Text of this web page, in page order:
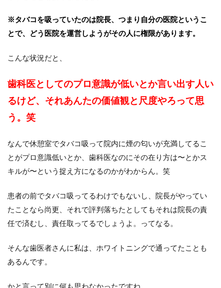
※タバコを吸っていたのは院長、つまり自分の医院というこ
とで、どう医院を運営しようがその人に権限があります。
こんな状況だと、
歯科医としてのプロ意識が低いとか言い出す人い
るけど、それあんたの価値観と尺度やろって思
う。笑
なんで休憩室でタバコ吸って院内に煙の匂いが充満してるこ
とがプロ意識低いとか、歯科医なのにその在り方は〜とかス
キルが〜という捉え方になるのかがわからん。笑
患者の前でタバコ吸ってるわけでもないし、院長がやってい
たことなら尚更、それで評判落ちたとしてもそれは院長の責
任で済むし、責任取ってるでしょうよ。ってなる。
そんな歯医者さんに私は、ホワイトニングで通ってたことも
あるんです。